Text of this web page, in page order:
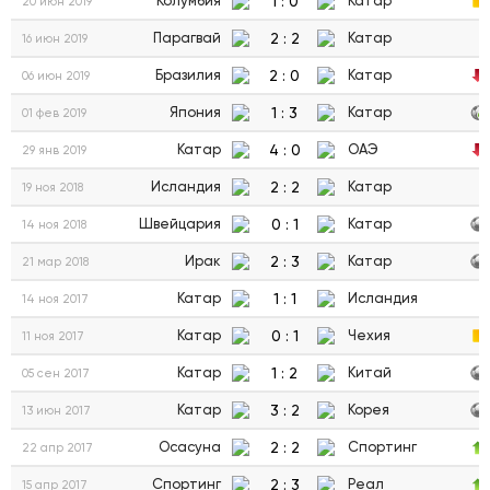
16 июн 2019 Парагвай 2 : 2 Катар
06 июн 2019 Бразилия 2 : 0 Катар
01 фев 2019 Япония 1 : 3 Катар
29 янв 2019 Катар 4 : 0 ОАЭ
19 ноя 2018 Исландия 2 : 2 Катар
14 ноя 2018 Швейцария 0 : 1 Катар
21 мар 2018 Ирак 2 : 3 Катар
14 ноя 2017 Катар 1 : 1 Исландия
11 ноя 2017 Катар 0 : 1 Чехия
05 сен 2017 Катар 1 : 2 Китай
13 июн 2017 Катар 3 : 2 Корея
22 апр 2017 Осасуна 2 : 2 Спортинг
15 апр 2017 Спортинг 2 : 3 Реал